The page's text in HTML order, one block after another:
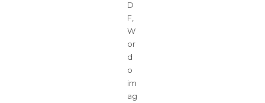
D
F,
W
or
d
o
im
ag